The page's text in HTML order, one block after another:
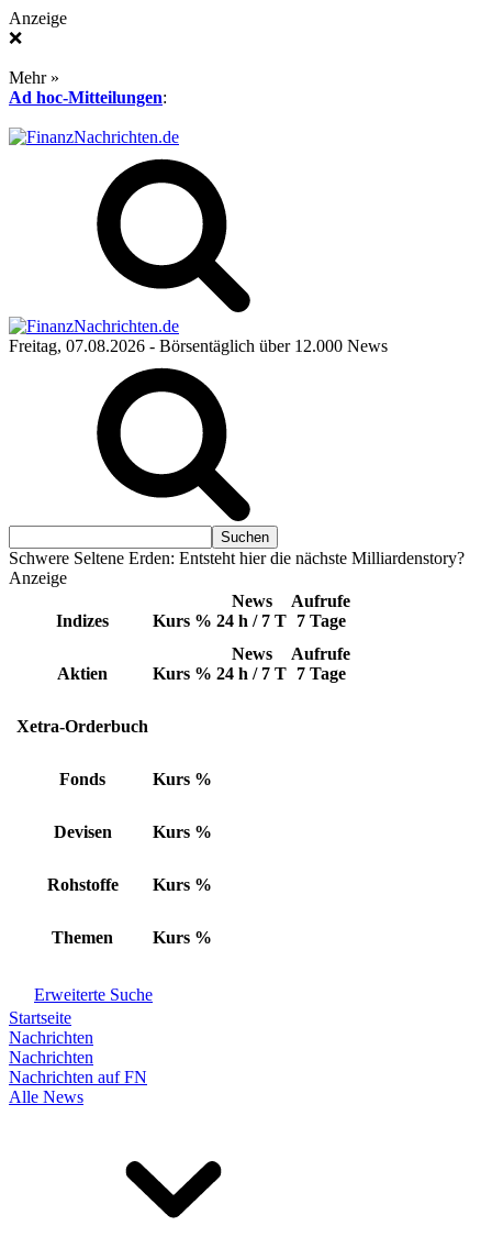
Anzeige
❌
Mehr »
Ad hoc-Mitteilungen:
Freitag, 07.08.2026 - Börsentäglich über 12.000 News
Schwere Seltene Erden: Entsteht hier die nächste Milliardenstory?
Anzeige
Indizes Kurs %
News
24 h / 7 T
Aufrufe
7 Tage
Aktien Kurs %
News
24 h / 7 T
Aufrufe
7 Tage
Xetra-Orderbuch
Fonds Kurs %
Devisen Kurs %
Rohstoffe Kurs %
Themen Kurs %
Erweiterte Suche
Startseite
Nachrichten
Nachrichten
Nachrichten auf FN
Alle News